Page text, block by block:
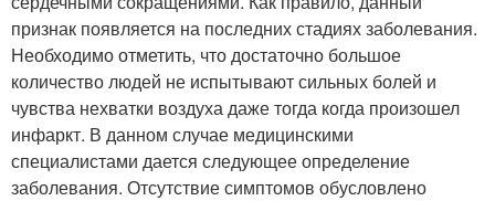
признак появляется на последних стадиях заболевания.
Необходимо отметить, что достаточно большое
количество людей не испытывают сильных болей и
чувства нехватки воздуха даже тогда когда произошел
инфаркт. В данном случае медицинскими
специалистами дается следующее определение
заболевания. Отсутствие симптомов обусловлено